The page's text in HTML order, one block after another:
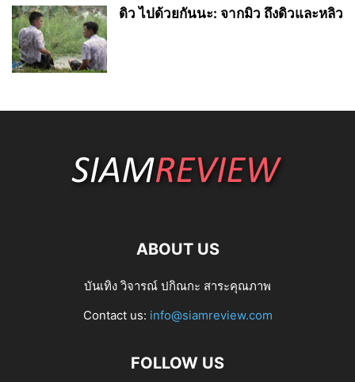
ดิว ไปด้วยกันนะ: จากมิว ถึงดิวและหลิว
ABOUT US
บันเทิง วิจารณ์ ปกิณกะ สาระคุณภาพ
Contact us: info@siamreview.com
FOLLOW US